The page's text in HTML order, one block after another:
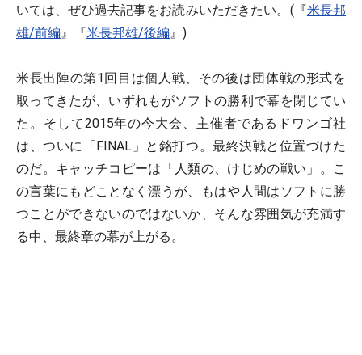
いては、ぜひ過去記事をお読みいただきたい。(『米長邦
雄/前編』『米長邦雄/後編』)
米長出陣の第1回目は個人戦、その後は団体戦の形式を
取ってきたが、いずれもがソフトの勝利で幕を閉じてい
た。そして2015年の今大会、主催者であるドワンゴ社
は、ついに「FINAL」と銘打つ。最終決戦と位置づけた
のだ。キャッチコピーは「人類の、けじめの戦い」。こ
の言葉にもどことなく漂うが、もはや人間はソフトに勝
つことができないのではないか、そんな雰囲気が充満す
る中、最終章の幕が上がる。